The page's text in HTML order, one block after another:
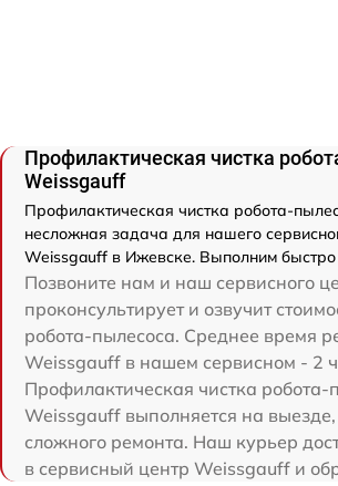
Профилактическая чистка
Weissgauff
Профилактическая чистка робота-
несложная задача для нашего
Weissgauff в Ижевске. Выполним быстро
Позвоните нам и наш сервисного
проконсультирует и озвучит
робота-пылесоса. Среднее время
Weissgauff в нашем сервисном - 2
Профилактическая чистка робота-
Weissgauff выполняется на выезде,
сложного ремонта. Наш курьер
в сервисный центр Weissgauff и